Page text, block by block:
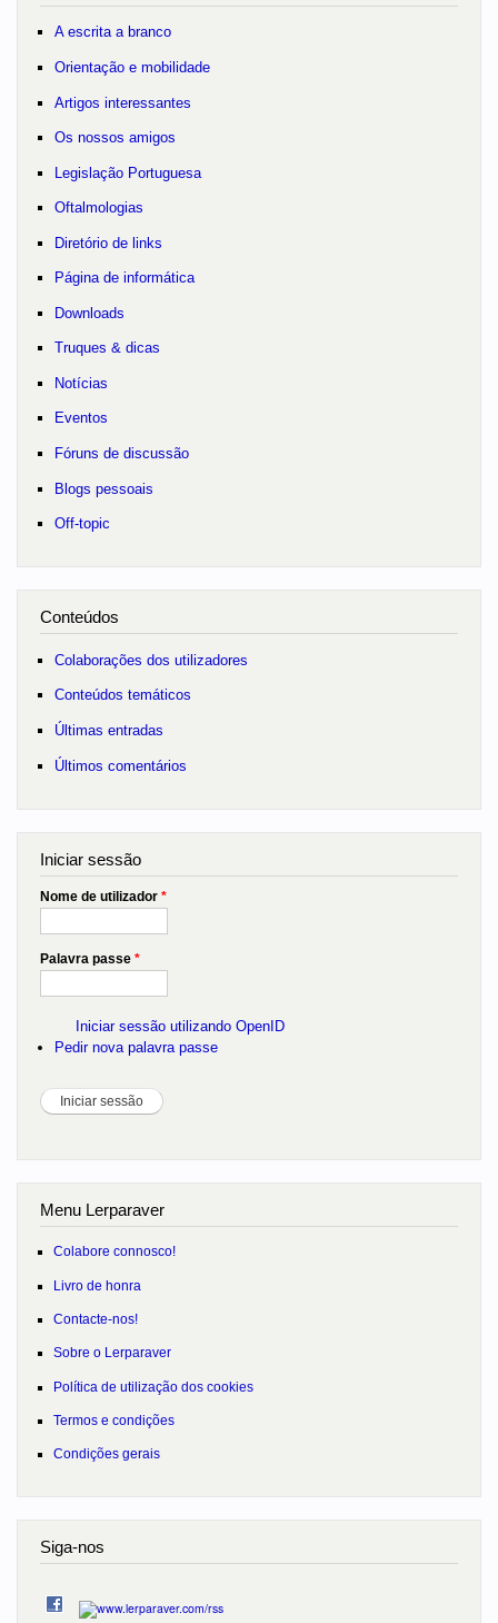
A escrita a branco
Orientação e mobilidade
Artigos interessantes
Os nossos amigos
Legislação Portuguesa
Oftalmologias
Diretório de links
Página de informática
Downloads
Truques & dicas
Notícias
Eventos
Fóruns de discussão
Blogs pessoais
Off-topic
Conteúdos
Colaborações dos utilizadores
Conteúdos temáticos
Últimas entradas
Últimos comentários
Iniciar sessão
Nome de utilizador *
Palavra passe *
Iniciar sessão utilizando OpenID
Pedir nova palavra passe
Menu Lerparaver
Colabore connosco!
Livro de honra
Contacte-nos!
Sobre o Lerparaver
Política de utilização dos cookies
Termos e condições
Condições gerais
Siga-nos